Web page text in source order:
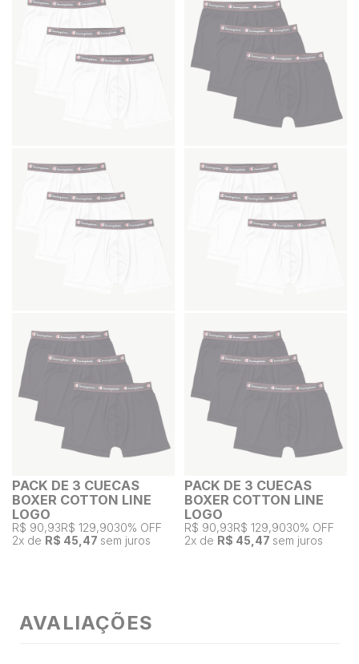
PACK DE 3 CUECAS
BOXER COTTON LINE
LOGO
R$ 90,93R$ 129,9030% OFF
2x de R$ 45,47 sem juros
PACK DE 3 CUECAS
BOXER COTTON LINE
LOGO
R$ 90,93R$ 129,9030% OFF
2x de R$ 45,47 sem juros
AVALIAÇÕES